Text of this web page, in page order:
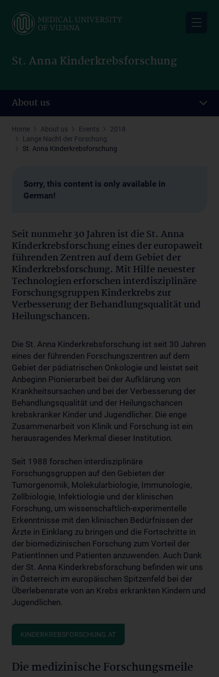
main
St. Anna Kinderkrebsforschung
About us
Home About us Events
2018
Lange Nacht der Forschung
St. Anna Kinderkrebsforschung
Sorry, this content is only available in
German!
Seit nunmehr 30 Jahren ist die St. Anna
Kinderkrebsforschung eines der europaweit
führenden Zentren auf dem Gebiet der
Kinderkrebsforschung. Mit Hilfe neuester
Technologien erforschen interdisziplinäre
Forschungsgruppen Kinderkrebs zur
Verbesserung der Behandlungsqualität und
Heilungschancen.
Die St. Anna Kinderkrebsforschung ist seit 30 Jahren
eines der führenden Forschungszentren auf dem
Gebiet der pädiatrischen Onkologie und leistet seit
Anbeginn Pionierarbeit bei der Aufklärung von
Krankheitsursachen und bei der Verbesserung der
Behandlungsqualität und der Heilungschancen
krebskranker Kinder und Jugendlicher. Die enge
Zusammenarbeit von Klinik und Forschung ist ein
herausragendes Merkmal dieser Institution.
Seit 1988 forschen interdisziplinäre
Forschungsgruppen auf den Gebieten der
Tumorgenomik, Molekularbiologie, Immunologie,
Zellbiologie, Infektiologie und der klinischen
Forschung, um wissenschaftlich-experimentelle
Erkenntnisse mit den klinischen Bedürfnissen der
Ärzte in Einklang zu bringen und die Fortschritte in
der biomedizinischen Forschung zum Vorteil der
PatientInnen und Patienten anzuwenden. Auch Dank
der St. Anna Kinderkrebsforschung befinden wir uns
in Österreich im europäischen Spitzenfeld bei der
Überlebensrate von an Krebs erkrankten Kindern und
Jugendlichen.
KINDERKREBSFORSCHUNG.AT
Die medizinische Forschungsmeile